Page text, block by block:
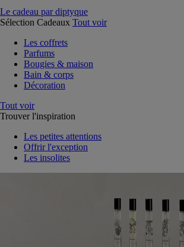
Le cadeau par diptyque
Sélection Cadeaux Tout voir
Les coffrets
Parfums
Bougies & maison
Bain & corps
Décoration
Tout voir
Trouver l'inspiration
Les petites attentions
Offrir l'exception
Les insolites